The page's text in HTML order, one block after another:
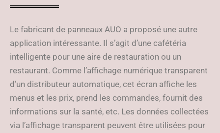
Le fabricant de panneaux AUO a proposé une autre
application intéressante. Il s’agit d’une cafétéria
intelligente pour une aire de restauration ou un
restaurant. Comme l’affichage numérique transparent
d’un distributeur automatique, cet écran affiche les
menus et les prix, prend les commandes, fournit des
informations sur la santé, etc. Les données collectées
via l’affichage transparent peuvent être utilisées pour